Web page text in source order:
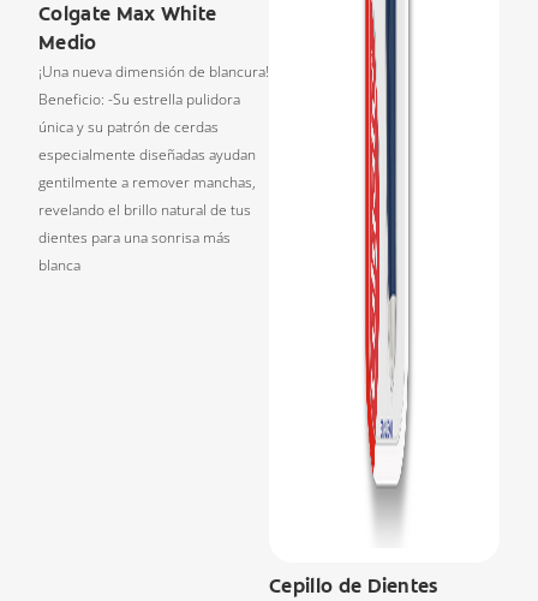
Colgate Max White
Medio
¡Una nueva dimensión de blancura!
Beneficio: -Su estrella pulidora
única y su patrón de cerdas
especialmente diseñadas ayudan
gentilmente a remover manchas,
revelando el brillo natural de tus
dientes para una sonrisa más
blanca
Cepillo de Dientes